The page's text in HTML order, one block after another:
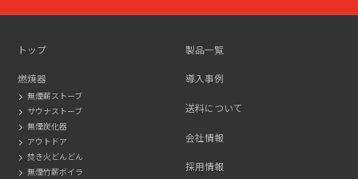
トップ
燃焼器
無煙薪ストーブ
サウナストーブ
無煙炭化器
アウトドア
焚き火どんどん
無煙竹薪ボイラ
製品一覧
導入事例
送料について
会社情報
採用情報